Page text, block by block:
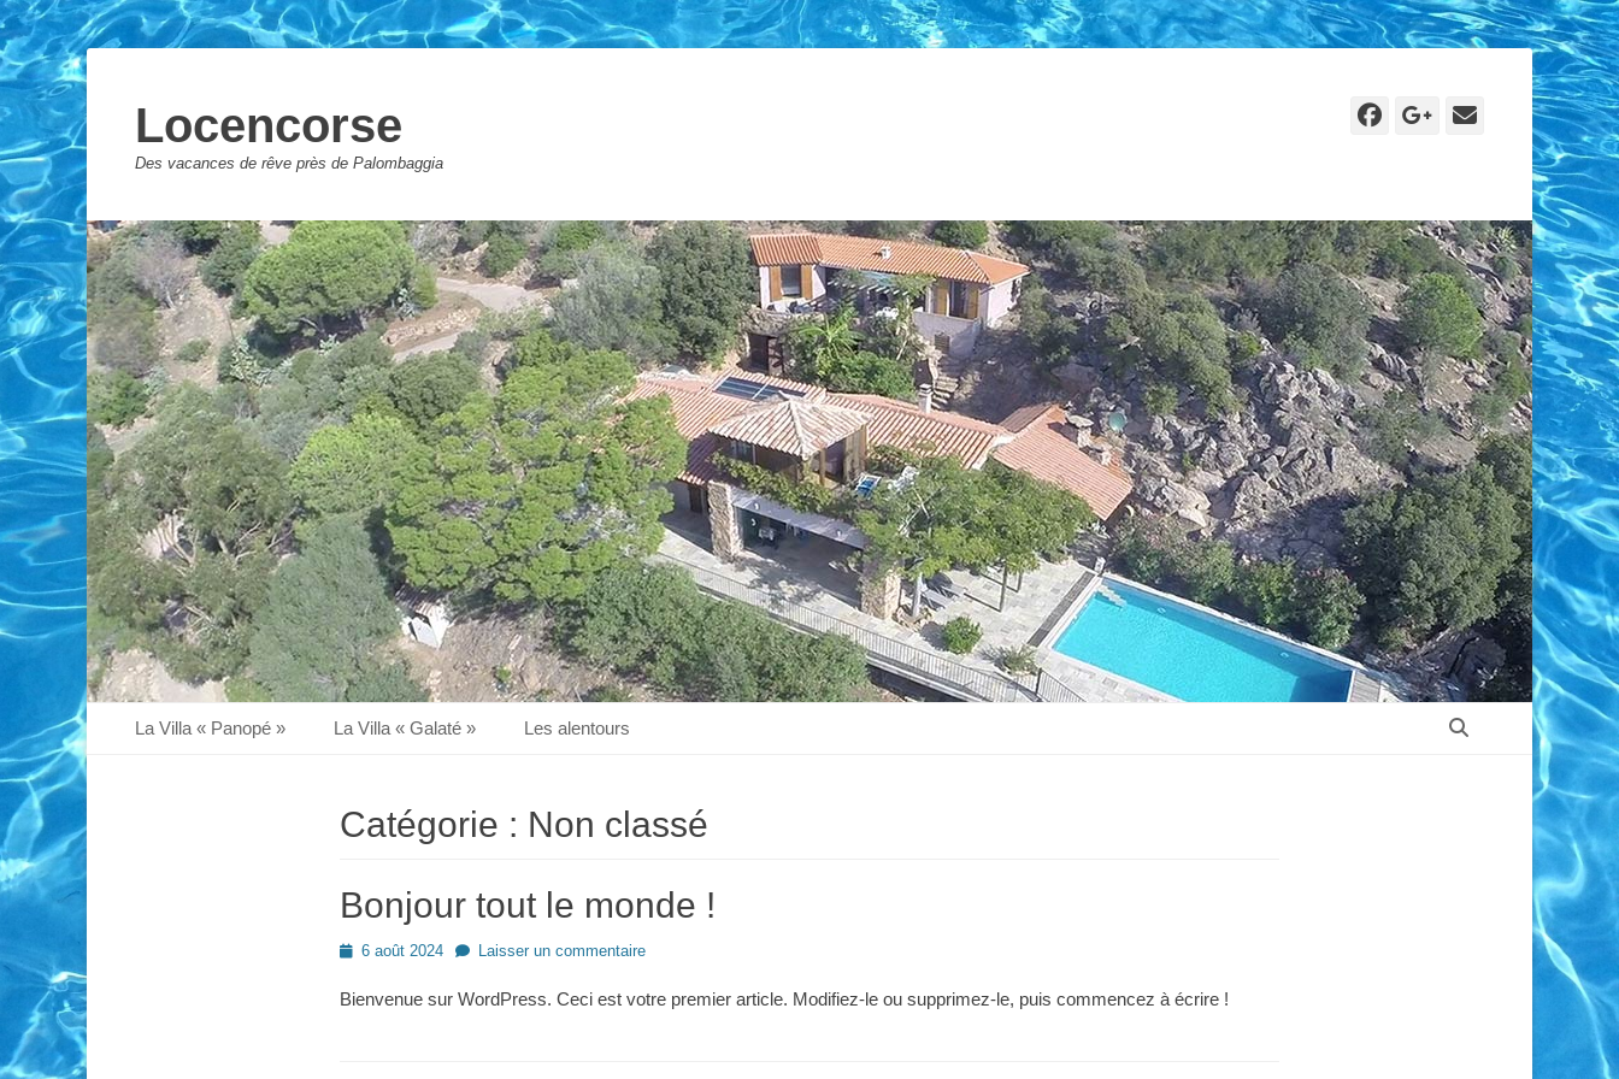
Locencorse
Des vacances de rêve près de Palombaggia
Facebook
Googleplus
Email
Premier menu
La Villa « Panopé » La Villa « Galaté » Les alentours
Recherche
Catégorie : Non classé
Bonjour tout le monde !
Posté6 août 2024 Laisser un commentaire
Bienvenue sur WordPress. Ceci est votre premier article. Modifiez-le ou supprimez-le, puis commencez à écrire !